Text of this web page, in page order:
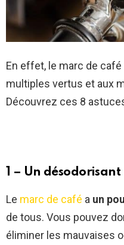
En effet, le marc de
multiples vertus et aux
Découvrez ces 8
1 – Un
Le marc de café a un
de tous. Vous pouvez
éliminer les mauvaises